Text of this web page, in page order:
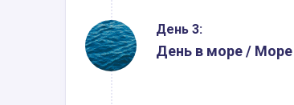
День 3:
День в море / Море